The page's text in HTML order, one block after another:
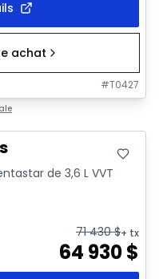
achat
#T0427
de 3,6 L VVT
71 430$+ tx
64 930$